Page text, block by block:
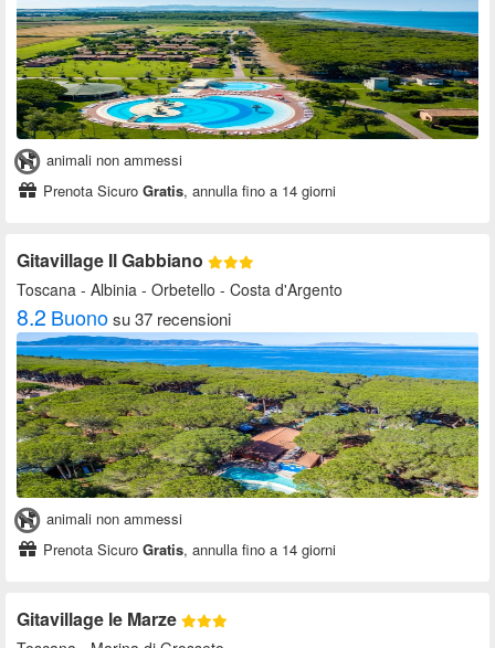
animali non ammessi
Prenota Sicuro Gratis, annulla fino a 14 giorni
Gitavillage Il Gabbiano
Toscana - Albinia - Orbetello - Costa d'Argento
8.2 Buonosu 37 recensioni
animali non ammessi
Prenota Sicuro Gratis, annulla fino a 14 giorni
Gitavillage le Marze